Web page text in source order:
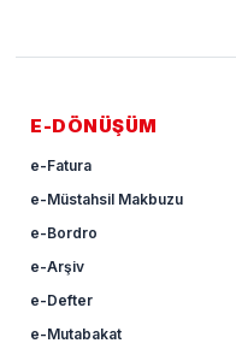
E-DÖNÜŞÜM
e-Fatura
e-Müstahsil Makbuzu
e-Bordro
e-Arşiv
e-Defter
e-Mutabakat